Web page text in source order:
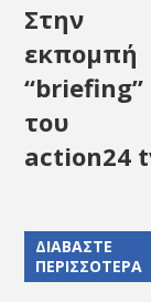
Στην
εκπομπή
“briefing”
του
action24
ΔΙΑΒΑΣΤΕ
ΠΕΡΙΣΣΟΤΕΡΑ